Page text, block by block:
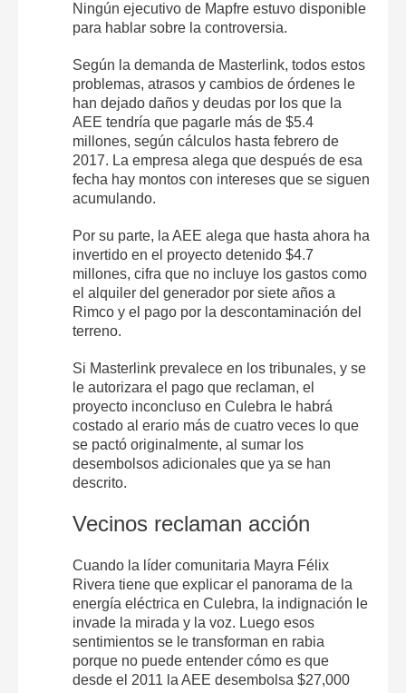
Ningún ejecutivo de Mapfre estuvo disponible
para hablar sobre la controversia.
Según la demanda de Masterlink, todos estos
problemas, atrasos y cambios de órdenes le
han dejado daños y deudas por los que la
AEE tendría que pagarle más de $5.4
millones, según cálculos hasta febrero de
2017. La empresa alega que después de esa
fecha hay montos con intereses que se siguen
acumulando.
Por su parte, la AEE alega que hasta ahora ha
invertido en el proyecto detenido $4.7
millones, cifra que no incluye los gastos como
el alquiler del generador por siete años a
Rimco y el pago por la descontaminación del
terreno.
Si Masterlink prevalece en los tribunales, y se
le autorizara el pago que reclaman, el
proyecto inconcluso en Culebra le habrá
costado al erario más de cuatro veces lo que
se pactó originalmente, al sumar los
desembolsos adicionales que ya se han
descrito.
Vecinos reclaman acción
Cuando la líder comunitaria Mayra Félix
Rivera tiene que explicar el panorama de la
energía eléctrica en Culebra, la indignación le
invade la mirada y la voz. Luego esos
sentimientos se le transforman en rabia
porque no puede entender cómo es que
desde el 2011 la AEE desembolsa $27,000